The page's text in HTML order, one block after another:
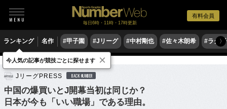
有料会員
毎日6時・11時・17時更新
ランキング 名作 #甲子園 #Jリーグ #中村剛也 #佐々木朗希 #ラグ〉
サッカー Jリーグ
JリーグPRESS BACK NUMBER
中国の爆買いとJ開幕当初は同じか？
日本が今も「いい職場」である理由。
今人気の記事が競技ごとに探せます ×